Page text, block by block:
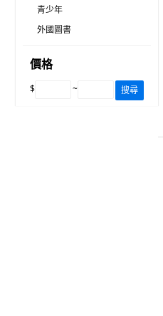
青少年
外國圖書
價格
$ ~ 搜尋